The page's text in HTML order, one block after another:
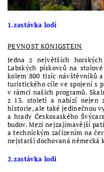
1.zastávka lodí
PEVNOST KÖNIGSTEIN
Jedna z největších
Labských pískovců na
kolem 800 tisíc návštěvníků
turistického cíle ve spojení s
v rámci našich programů.
z 13. století a nabízí nejen
historie, ale také jedinečnou
a hrady Českosaského
budov. Mezi nejzajímavější
a technickým zařízením na
nejstarší dochovaná německá
2.zastávka lodi